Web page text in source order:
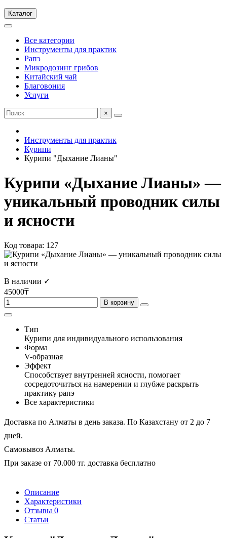
Каталог
Все категории
Инструменты для практик
Рапэ
Микродозинг грибов
Китайский чай
Благовония
Услуги
×
Инструменты для практик
Курипи
Курипи "Дыхание Лианы"
Курипи «Дыхание Лианы» —
уникальный проводник силы
и ясности
Код товара: 127
В наличии ✓
45000₸
В корзину
Тип
Курипи для индивидуального использования
Форма
V-образная
Эффект
Способствует внутренней ясности, помогает
сосредоточиться на намерении и глубже раскрыть
практику рапэ
Все характеристики
Доставка по Алматы в день заказа. По Казахстану от 2 до 7
дней.
Самовывоз Алматы.
При заказе от 70.000 тг. доставка бесплатно
Описание
Характеристики
Отзывы 0
Статьи